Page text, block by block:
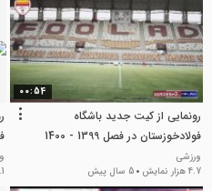
00:54
رونمایی از کیت جدید باشگاه
فولادخوزستان در فصل 1399 - 1400
ورزشی
4.7 هزار نمایش
5 سال پیش
2.1